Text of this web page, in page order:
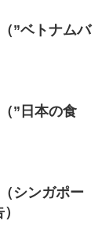
”ベトナムバ
”日本の食
シンガポー